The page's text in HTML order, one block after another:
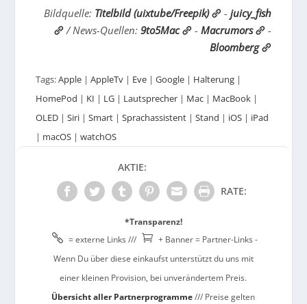
Bildquelle: Titelbild (uixtube/Freepik) - juicy_fish
/ News-Quellen: 9to5Mac - Macrumors
-
Bloomberg
Tags:Apple |AppleTv | Eve |Google | Halterung |
HomePod | KI | LG | Lautsprecher | Mac | MacBook |
OLED |Siri |Smart |Sprachassistent |Stand | iOS | iPad
| macOS |watchOS
AKTIE:
RATE:
*Transparenz!
 = externe Links ///  + Banner = Partner-Links -
Wenn Du über diese einkaufst unterstützt du uns mit
einer kleinen Provision, bei unverändertem Preis.
Übersicht aller Partnerprogramme/// Preise gelten